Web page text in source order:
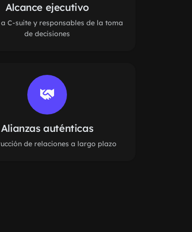
Alcance ejecutivo
C-suite y responsables de la toma
de decisiones
Alianzas auténticas
de relaciones a largo plazo